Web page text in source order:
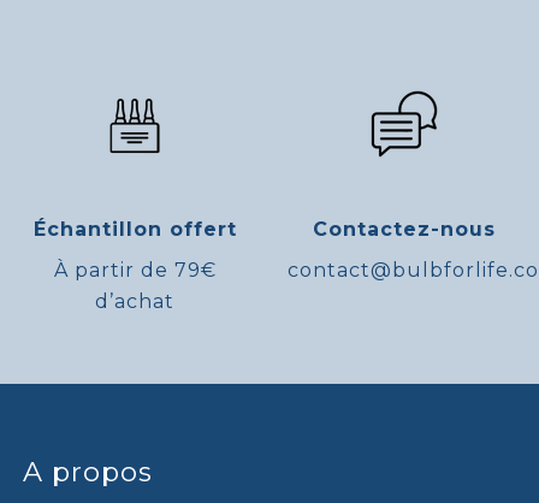
Échantillon offert
À partir de 79€
d’achat
Contactez-nous
A propos